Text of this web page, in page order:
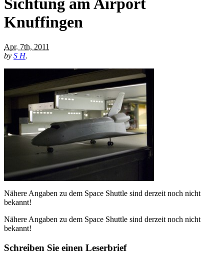
Sichtung am Airport
Knuffingen
Apr. 7th, 2011
by S H.
Nähere Angaben zu dem Space Shuttle sind derzeit noch nicht
bekannt!
Nähere Angaben zu dem Space Shuttle sind derzeit noch nicht
bekannt!
Schreiben Sie einen Leserbrief